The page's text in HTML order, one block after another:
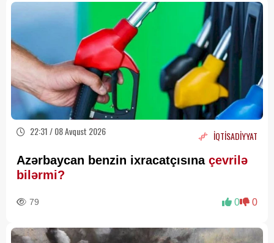
22:31 / 08 Avqust 2026 İQTİSADİYYAT
Azərbaycan benzin ixracatçısınaçevrilə
bilərmi?
79 0 0